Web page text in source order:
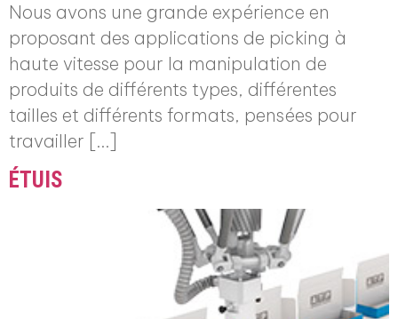
Nous avons une grande expérience en
proposant des applications de picking à
haute vitesse pour la manipulation de
produits de différents types, différentes
tailles et différents formats, pensées pour
travailler […]
ÉTUIS